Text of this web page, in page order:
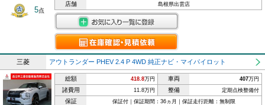
5点
店舗 島根県出雲店
三菱 アウトランダー PHEV 2.4 P 4WD 純正ナビ・マイパイロット
総額 418.8万円 車両 407万円
諸費用 11.8万円 整備 定期点検整備付
保証 保証付｜保証期間：36ヵ月｜保証走行距離：無制限